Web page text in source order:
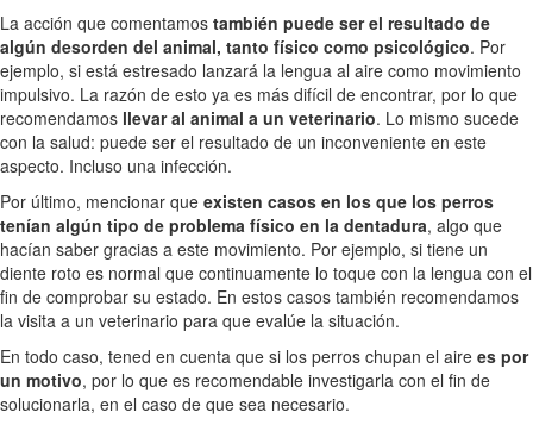
La acción que comentamos también puede ser el resultado de
algún desorden del animal, tanto físico como psicológico. Por
ejemplo, si está estresado lanzará la lengua al aire como movimiento
impulsivo. La razón de esto ya es más difícil de encontrar, por lo que
recomendamos llevar al animal a un veterinario. Lo mismo sucede
con la salud: puede ser el resultado de un inconveniente en este
aspecto. Incluso una infección.
Por último, mencionar que existen casos en los que los perros
tenían algún tipo de problema físico en la dentadura, algo que
hacían saber gracias a este movimiento. Por ejemplo, si tiene un
diente roto es normal que continuamente lo toque con la lengua con el
fin de comprobar su estado. En estos casos también recomendamos
la visita a un veterinario para que evalúe la situación.
En todo caso, tened en cuenta que si los perros chupan el aire es por
un motivo, por lo que es recomendable investigarla con el fin de
solucionarla, en el caso de que sea necesario.